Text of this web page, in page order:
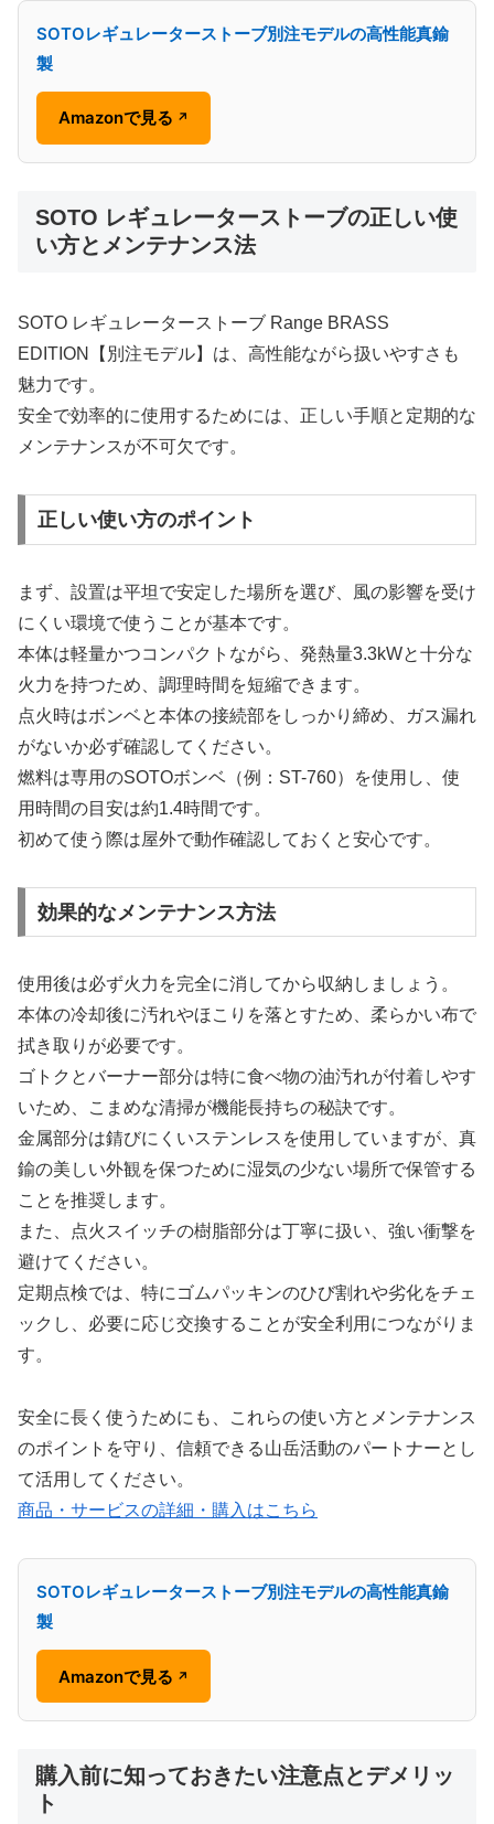
SOTOレギュレーターストーブ別注モデルの高性能真鍮
製
Amazonで見る ↗
SOTO レギュレーターストーブの正しい使
い方とメンテナンス法
SOTO レギュレーターストーブ Range BRASS
EDITION【別注モデル】は、高性能ながら扱いやすさも
魅力です。
安全で効率的に使用するためには、正しい手順と定期的な
メンテナンスが不可欠です。
正しい使い方のポイント
まず、設置は平坦で安定した場所を選び、風の影響を受け
にくい環境で使うことが基本です。
本体は軽量かつコンパクトながら、発熱量3.3kWと十分な
火力を持つため、調理時間を短縮できます。
点火時はボンベと本体の接続部をしっかり締め、ガス漏れ
がないか必ず確認してください。
燃料は専用のSOTOボンベ（例：ST-760）を使用し、使
用時間の目安は約1.4時間です。
初めて使う際は屋外で動作確認しておくと安心です。
効果的なメンテナンス方法
使用後は必ず火力を完全に消してから収納しましょう。
本体の冷却後に汚れやほこりを落とすため、柔らかい布で
拭き取りが必要です。
ゴトクとバーナー部分は特に食べ物の油汚れが付着しやす
いため、こまめな清掃が機能長持ちの秘訣です。
金属部分は錆びにくいステンレスを使用していますが、真
鍮の美しい外観を保つために湿気の少ない場所で保管する
ことを推奨します。
また、点火スイッチの樹脂部分は丁寧に扱い、強い衝撃を
避けてください。
定期点検では、特にゴムパッキンのひび割れや劣化をチェ
ックし、必要に応じ交換することが安全利用につながりま
す。
安全に長く使うためにも、これらの使い方とメンテナンス
のポイントを守り、信頼できる山岳活動のパートナーとし
て活用してください。
商品・サービスの詳細・購入はこちら
SOTOレギュレーターストーブ別注モデルの高性能真鍮
製
Amazonで見る ↗
購入前に知っておきたい注意点とデメリッ
ト